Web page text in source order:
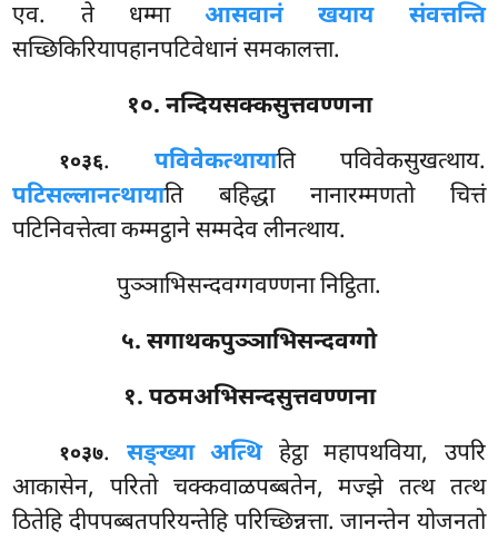
एव. ते धम्माआसवानं खयाय संवत्तन्ति
सच्छिकिरियापहानपटिवेधानं समकालत्ता.
१०. नन्दियसक्कसुत्तवण्णना
१०३६. पविवेकत्थायाति पविवेकसुखत्थाय.
पटिसल्लानत्थायाति बहिद्धा नानारम्मणतो चित्तं
पटिनिवत्तेत्वा कम्मट्ठाने सम्मदेव लीनत्थाय.
पुञ्ञाभिसन्दवग्गवण्णना निट्ठिता.
५. सगाथकपुञ्ञाभिसन्दवग्गो
१. पठमअभिसन्दसुत्तवण्णना
१०३७. सङ्ख्या अत्थिहेट्ठा महापथविया, उपरि
आकासेन, परितो चक्कवाळपब्बतेन, मज्झे तत्थ तत्थ
ठितेहि दीपपब्बतपरियन्तेहि परिच्छिन्नत्ता. जानन्तेन योजनतो